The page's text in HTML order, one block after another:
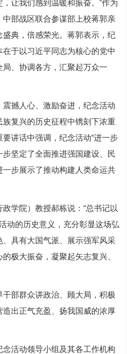
让我们感到温暖和振奋。”作为
部战区联合参谋部上校蒋郭亲
典，倍感荣光。蒋郭表示，纪
于以习近平同志为核心的党中
、协调各方，汇聚起万众一
撼人心、激励奋进，纪念活动
复兴的历史征程中镌刻下浓重
讲话中强调，纪念活动“进一步
坚定了全面推进强国建设、民
步展示了推动构建人类命运共
院）教授郝栋说：“总书记以
动的历史意义，充分彰显这场弘
具有大国气派、展示强军风采
极大振奋，凝聚起矢志复兴、
部群众讲政治、顾大局，积极
出正气充盈、扬我国威的浓厚
活动领导小组及其各工作机构